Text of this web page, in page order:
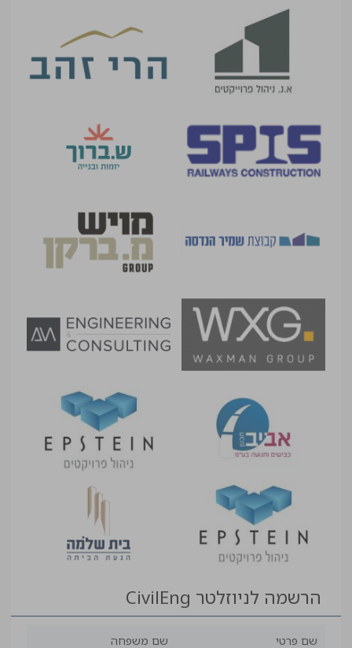
הרשמה לניוזלטר CivilEng